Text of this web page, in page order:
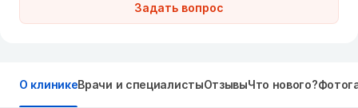
Задать вопрос
О клиникеВрачи и специалистыОтзывыЧто нового?